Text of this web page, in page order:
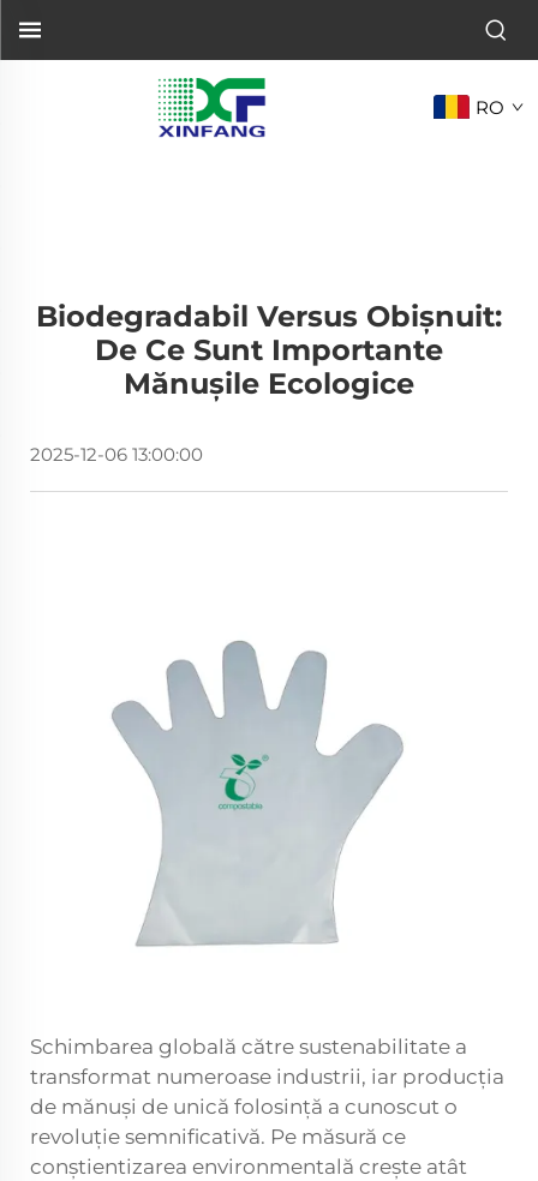
RO
Biodegradabil Versus Obișnuit:
De Ce Sunt Importante
Mănușile Ecologice
2025-12-06 13:00:00
Schimbarea globală către sustenabilitate a
transformat numeroase industrii, iar producția
de mănuși de unică folosință a cunoscut o
revoluție semnificativă. Pe măsură ce
conștientizarea environmentală crește atât